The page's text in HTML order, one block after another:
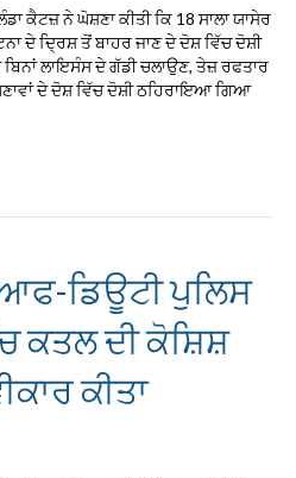
ਕੈਟਜ਼ ਨੇ ਘੋਸ਼ਣਾ ਕੀਤੀ ਕਿ 18 ਸਾਲਾ ਯਾਸੇਰ
ਦੇ ਦ੍ਰਿਸ਼ ਤੋਂ ਬਾਹਰ ਜਾਣ ਦੇ ਦੋਸ਼ ਵਿੱਚ ਦੋਸ਼ੀ
ਲਾਇਸੰਸ ਦੇ ਗੱਡੀ ਚਲਾਉਣ, ਤੇਜ਼ ਰਫਤਾਰ
ਦੇ ਦੋਸ਼ ਵਿੱਚ ਦੋਸ਼ੀ ਠਹਿਰਾਇਆ ਗਿਆ
ਡਿਊਟੀ ਪੁਲਿਸ
ਕਤਲ ਦੀ ਕੋਸ਼ਿਸ਼
ਕੀਤਾ